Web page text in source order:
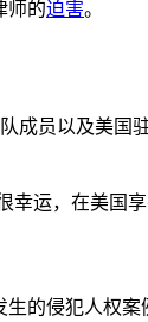
师的迫害。
成员以及美
运，在美
的侵犯人权案